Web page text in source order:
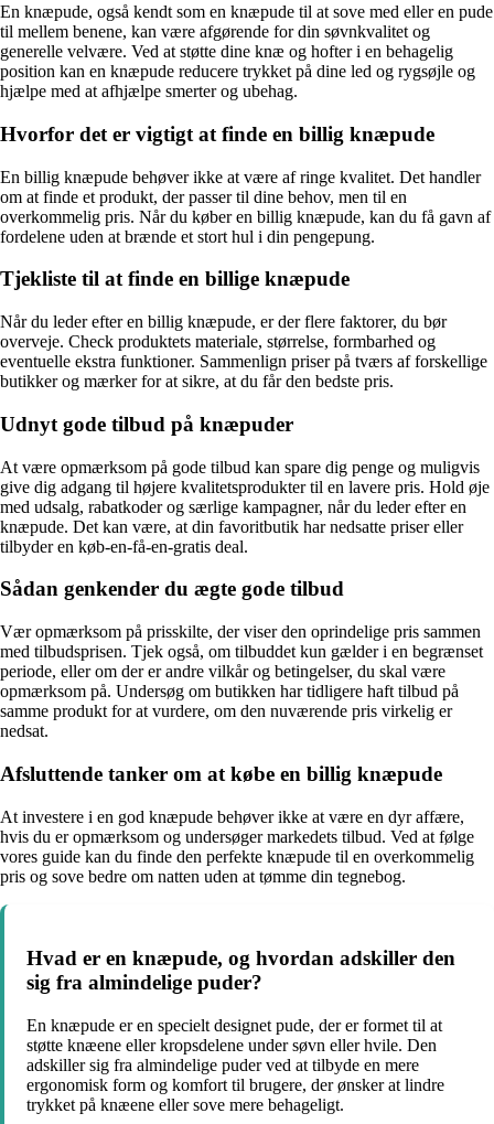
En knæpude, også kendt som en knæpude til at sove med eller en pude
til mellem benene, kan være afgørende for din søvnkvalitet og
generelle velvære. Ved at støtte dine knæ og hofter i en behagelig
position kan en knæpude reducere trykket på dine led og rygsøjle og
hjælpe med at afhjælpe smerter og ubehag.
Hvorfor det er vigtigt at finde en billig knæpude
En billig knæpude behøver ikke at være af ringe kvalitet. Det handler
om at finde et produkt, der passer til dine behov, men til en
overkommelig pris. Når du køber en billig knæpude, kan du få gavn af
fordelene uden at brænde et stort hul i din pengepung.
Tjekliste til at finde en billige knæpude
Når du leder efter en billig knæpude, er der flere faktorer, du bør
overveje. Check produktets materiale, størrelse, formbarhed og
eventuelle ekstra funktioner. Sammenlign priser på tværs af forskellige
butikker og mærker for at sikre, at du får den bedste pris.
Udnyt gode tilbud på knæpuder
At være opmærksom på gode tilbud kan spare dig penge og muligvis
give dig adgang til højere kvalitetsprodukter til en lavere pris. Hold øje
med udsalg, rabatkoder og særlige kampagner, når du leder efter en
knæpude. Det kan være, at din favoritbutik har nedsatte priser eller
tilbyder en køb-en-få-en-gratis deal.
Sådan genkender du ægte gode tilbud
Vær opmærksom på prisskilte, der viser den oprindelige pris sammen
med tilbudsprisen. Tjek også, om tilbuddet kun gælder i en begrænset
periode, eller om der er andre vilkår og betingelser, du skal være
opmærksom på. Undersøg om butikken har tidligere haft tilbud på
samme produkt for at vurdere, om den nuværende pris virkelig er
nedsat.
Afsluttende tanker om at købe en billig knæpude
At investere i en god knæpude behøver ikke at være en dyr affære,
hvis du er opmærksom og undersøger markedets tilbud. Ved at følge
vores guide kan du finde den perfekte knæpude til en overkommelig
pris og sove bedre om natten uden at tømme din tegnebog.
Hvad er en knæpude, og hvordan adskiller den
sig fra almindelige puder?
En knæpude er en specielt designet pude, der er formet til at
støtte knæene eller kropsdelene under søvn eller hvile. Den
adskiller sig fra almindelige puder ved at tilbyde en mere
ergonomisk form og komfort til brugere, der ønsker at lindre
trykket på knæene eller sove mere behageligt.